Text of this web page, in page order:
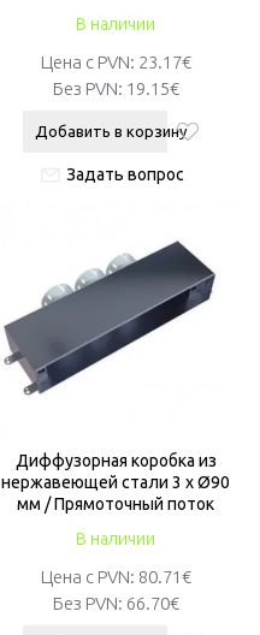
В наличии
Цена с PVN: 23.17€
Без PVN: 19.15€
Добавить в корзину
Задать вопрос
В наличии
Диффузорная коробка из
нержавеющей стали 3 x Ø90
мм / Прямоточный поток
Цена с PVN: 80.71€
Без PVN: 66.70€